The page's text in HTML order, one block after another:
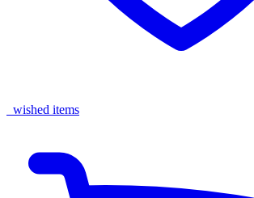
wished items